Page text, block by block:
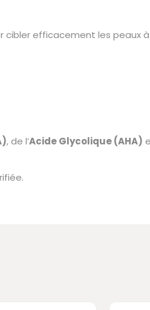
cibler efficacement les peaux
, de l’Acide Glycolique (AHA)